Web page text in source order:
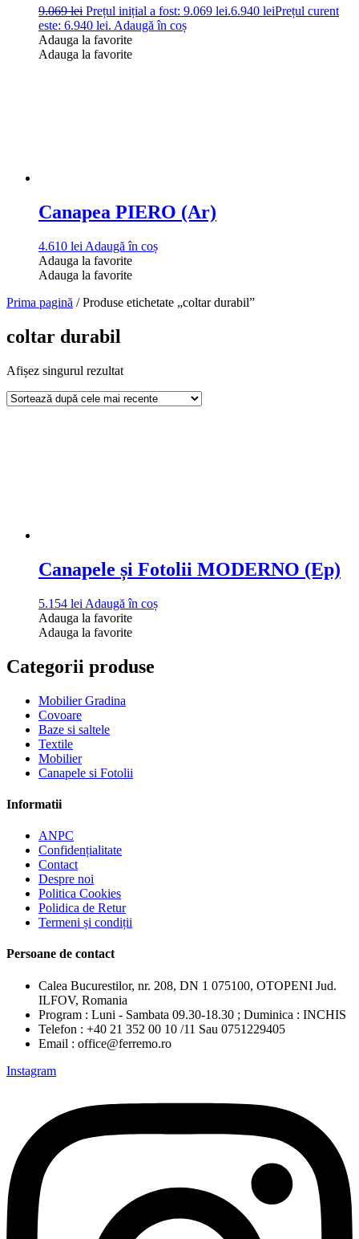
9.069lei Prețul inițial a fost: 9.069 lei.6.940 leiPrețul curent
este: 6.940 lei. Adaugă în coș
Adauga la favorite
Adauga la favorite
Canapea PIERO (Ar)
4.610 lei Adaugă în coș
Adauga la favorite
Adauga la favorite
Prima pagină / Produse etichetate „coltar durabil”
coltar durabil
Afișez singurul rezultat
Canapele și Fotolii MODERNO (Ep)
5.154 lei Adaugă în coș
Adauga la favorite
Adauga la favorite
Categorii produse
Mobilier Gradina
Covoare
Baze si saltele
Textile
Mobilier
Canapele si Fotolii
Informatii
ANPC
Confidențialitate
Contact
Despre noi
Politica Cookies
Polidica de Retur
Termeni și condiții
Persoane de contact
Calea Bucurestilor, nr. 208, DN 1 075100, OTOPENI Jud.
ILFOV, Romania
Program : Luni - Sambata 09.30-18.30 ; Duminica : INCHIS
Telefon : +40 21 352 00 10 /11 Sau 0751229405
Email : office@ferremo.ro
Instagram